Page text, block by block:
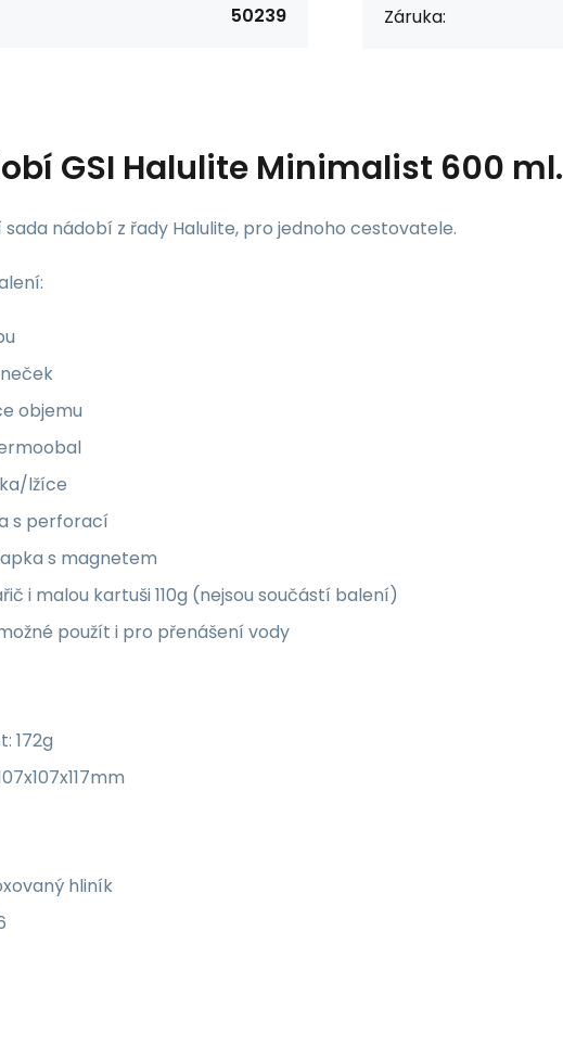
50239 Záruka:
GSI Halulite Minimalist 600 ml.
nádobí z řady Halulite, pro jednoho cestovatele.
objemu
lžíce
s perforací
s magnetem
i malou kartuši 110g (nejsou součástí balení)
použít i pro přenášení vody
172g
hliník